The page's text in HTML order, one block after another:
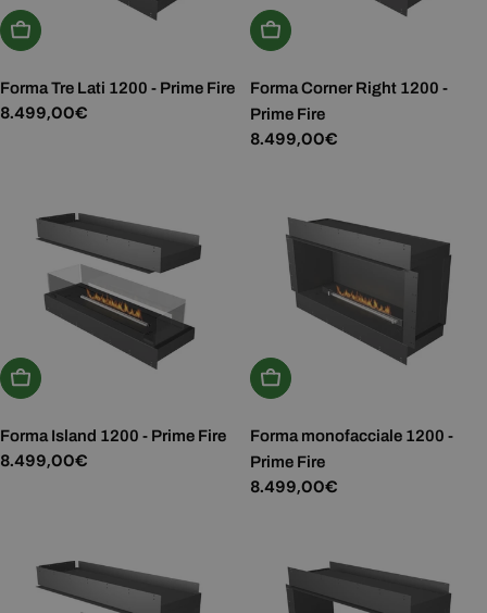
Aggiungi Al Carrello
Forma Tre Lati 1200 - Prime Fire
Prezzo
8.499,00€
Aggiungi Al Carrello
Forma Corner Right 1200 -
Prime Fire
Prezzo
8.499,00€
Aggiungi Al Carrello
Forma Island 1200 - Prime Fire
Prezzo
8.499,00€
Aggiungi Al Carrello
Forma monofacciale 1200 -
Prime Fire
Prezzo
8.499,00€